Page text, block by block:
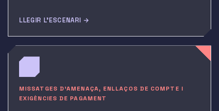
LLEGIR L'ESCENARI →
MISSATGES D'AMENAÇA, ENLLAÇOS DE COMPTE I
EXIGÈNCIES DE PAGAMENT